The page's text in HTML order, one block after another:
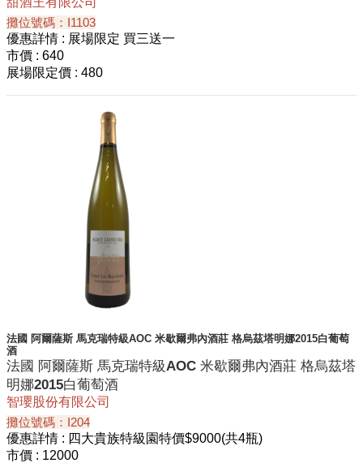
攤位號碼：I1103
優惠詳情 : 展場限定 買三送一
市價 : 640
展場限定價 : 480
法國 阿爾薩斯 馬克瑞特級AOC 米歇爾弗內酒莊 格烏茲塔明娜2015白葡萄
酒
法國 阿爾薩斯 馬克瑞特級AOC 米歇爾弗內酒莊 格烏茲塔
明娜2015白葡萄酒
智瓔股份有限公司
攤位號碼：I204
優惠詳情 : 四大貴族特級園特價$9000(共4瓶)
市價 : 12000